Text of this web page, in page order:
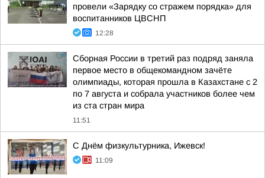
провели «Зарядку со стражем порядка» для
воспитанников ЦВСНП
12:28
Сборная России в третий раз подряд заняла
первое место в общекомандном зачёте
олимпиады, которая прошла в Казахстане с 2
по 7 августа и собрала участников более чем
из ста стран мира
11:51
С Днём физкультурника, Ижевск!
11:09